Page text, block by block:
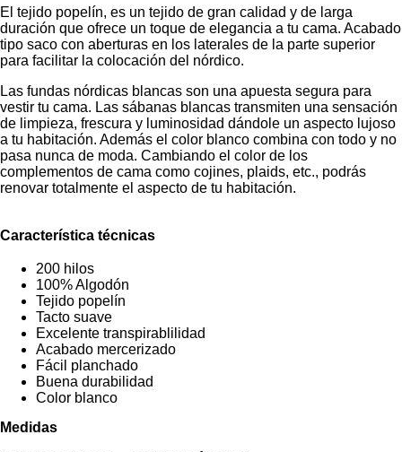
El tejido popelín, es un tejido de gran calidad y de larga
duración que ofrece un toque de elegancia a tu cama. Acabado
tipo saco con aberturas en los laterales de la parte superior
para facilitar la colocación del nórdico.
Las fundas nórdicas blancas son una apuesta segura para
vestir tu cama. Las sábanas blancas transmiten una sensación
de limpieza, frescura y luminosidad dándole un aspecto lujoso
a tu habitación. Además el color blanco combina con todo y no
pasa nunca de moda. Cambiando el color de los
complementos de cama como cojines, plaids, etc., podrás
renovar totalmente el aspecto de tu habitación.
Característica técnicas
200 hilos
100% Algodón
Tejido popelín
Tacto suave
Excelente transpirablilidad
Acabado mercerizado
Fácil planchado
Buena durabilidad
Color blanco
Medidas